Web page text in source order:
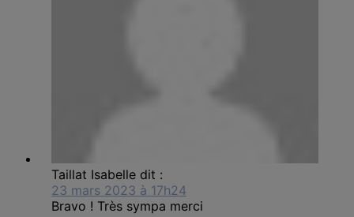
Taillat Isabelle dit :
23 mars 2023 à 17h24
Bravo ! Très sympa merci